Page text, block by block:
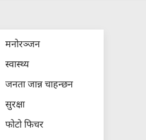
मनोरञ्जन
स्वास्थ्य
जनता जान्न चाहन्छन
सुरक्षा
फोटो फिचर